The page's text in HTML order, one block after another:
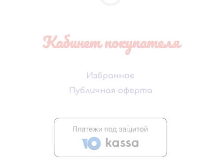
Кабинет покупателя
Избранное
Публичная оферта